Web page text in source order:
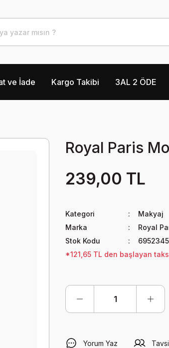
ve İade Kargo Takibi 3AL 2 ÖDE
Royal Paris
239,00 TL
Kategori
Makyaj
Marka
Royal
Stok Kodu
*121,65 TL den başlayan
Yorum Yaz